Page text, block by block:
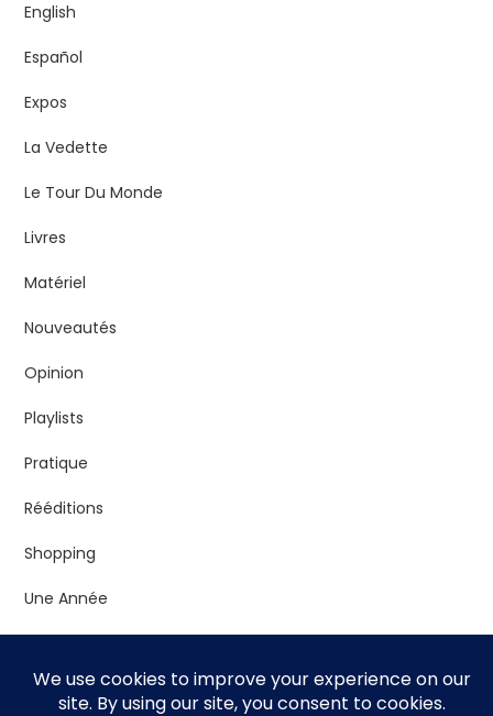
English
Español
Expos
La Vedette
Le Tour Du Monde
Livres
Matériel
Nouveautés
Opinion
Playlists
Pratique
Rééditions
Shopping
Une Année